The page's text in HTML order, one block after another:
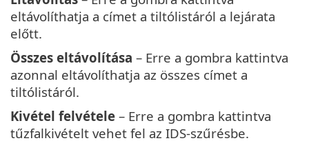
eltávolíthatja a címet a tiltólistáról a lejárata
előtt.
Összes eltávolítása – Erre a gombra kattintva
azonnal eltávolíthatja az összes címet a
tiltólistáról.
Kivétel felvétele – Erre a gombra kattintva
tűzfalkivételt vehet fel az IDS-szűrésbe.